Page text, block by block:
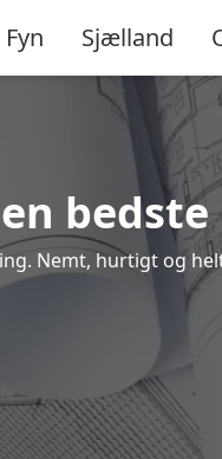
Fyn Sjælland
Nemt, hurtigt og